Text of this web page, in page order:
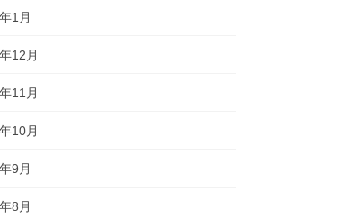
1月
12月
11月
10月
9月
8月